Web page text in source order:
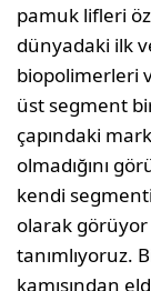
pamuk lifleri
dünyadaki ilk
biopolimerleri
üst segment
çapındaki
olmadığını
kendi
olarak görüyor
tanımlıyoruz.
kamışından